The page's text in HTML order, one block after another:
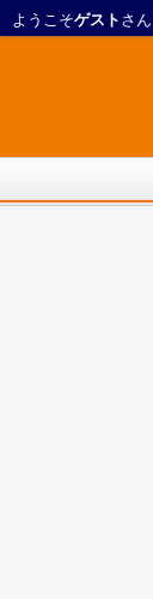
ようこそゲスト さん